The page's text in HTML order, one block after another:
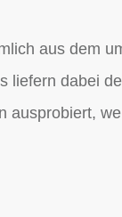
aus dem
liefern dabei
ausprobiert,